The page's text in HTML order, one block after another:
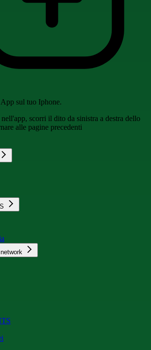
sul tuo Iphone.
scorri il dito da sinistra a destra dello
alle pagine precedenti